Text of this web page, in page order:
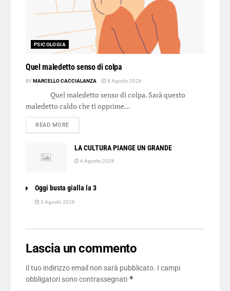
PSICOLOGIA
Quel maledetto senso di colpa
BYMARCELLO CACCIALANZA 8 Agosto 2026
Quel maledetto senso di colpa. Sarà questo
maledetto caldo che ti opprime...
READ MOREDETAILS
LA CULTURA PIANGE UN GRANDE
6 Agosto 2026
Oggi busta gialla la 3
3 Agosto 2026
Lascia un commento
Il tuo indirizzo email non sarà pubblicato. I campi
obbligatori sono contrassegnati *